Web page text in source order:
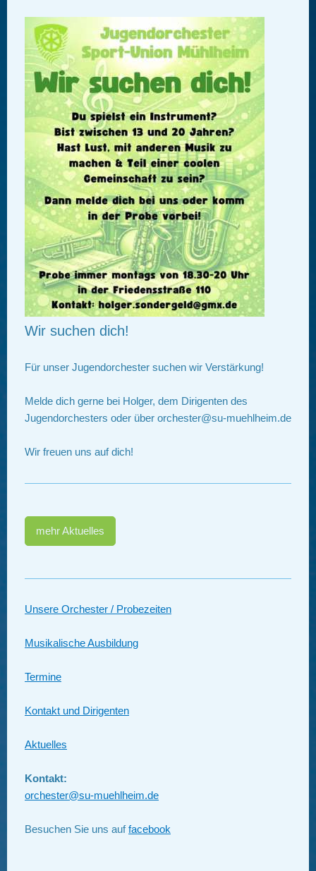
Wir suchen dich!
Für unser Jugendorchester suchen wir Verstärkung!
Melde dich gerne bei Holger, dem Dirigenten des
Jugendorchesters oder über orchester@su-muehlheim.de
Wir freuen uns auf dich!
mehr Aktuelles
Unsere Orchester / Probezeiten
Musikalische Ausbildung
Termine
Kontakt und Dirigenten
Aktuelles
Kontakt:
orchester@su-muehlheim.de
Besuchen Sie uns auffacebook